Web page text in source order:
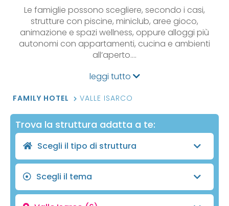
Le famiglie possono scegliere, secondo i casi,
strutture con piscine, miniclub, aree gioco,
animazione e spazi wellness, oppure alloggi più
autonomi con appartamenti, cucina e ambienti
all’aperto.…
leggi tutto
FAMILY HOTEL VALLE ISARCO
Trova la struttura adatta a te:
Scegli il tipo di struttura
Scegli il tema